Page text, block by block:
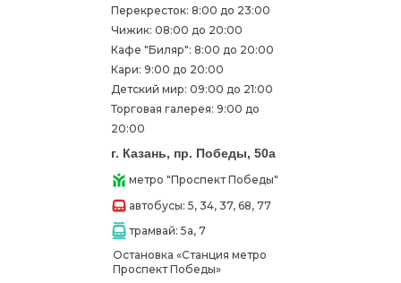
г. Казань, пр. Победы, 50а
метро "Проспект Победы"
Перекресток: 8:00 до 23:00
Чижик: 08:00 до 20:00
Кафе "Биляр": 8:00 до 20:00
Кари: 9:00 до 20:00
Детский мир: 09:00 до 21:00
Торговая галерея: 9:00 до
20:00
автобусы: 5, 34, 37, 68, 77
трамвай: 5а, 7
Остановка «Станция метро
Проспект Победы»